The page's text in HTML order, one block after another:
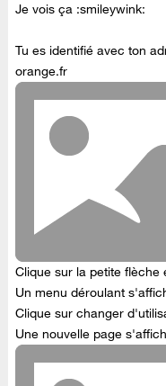
Je vois ça :smileywink:
Tu es identifié avec ton
orange.fr
Clique sur la petite flèche
Un menu déroulant
Clique sur changer
Une nouvelle page